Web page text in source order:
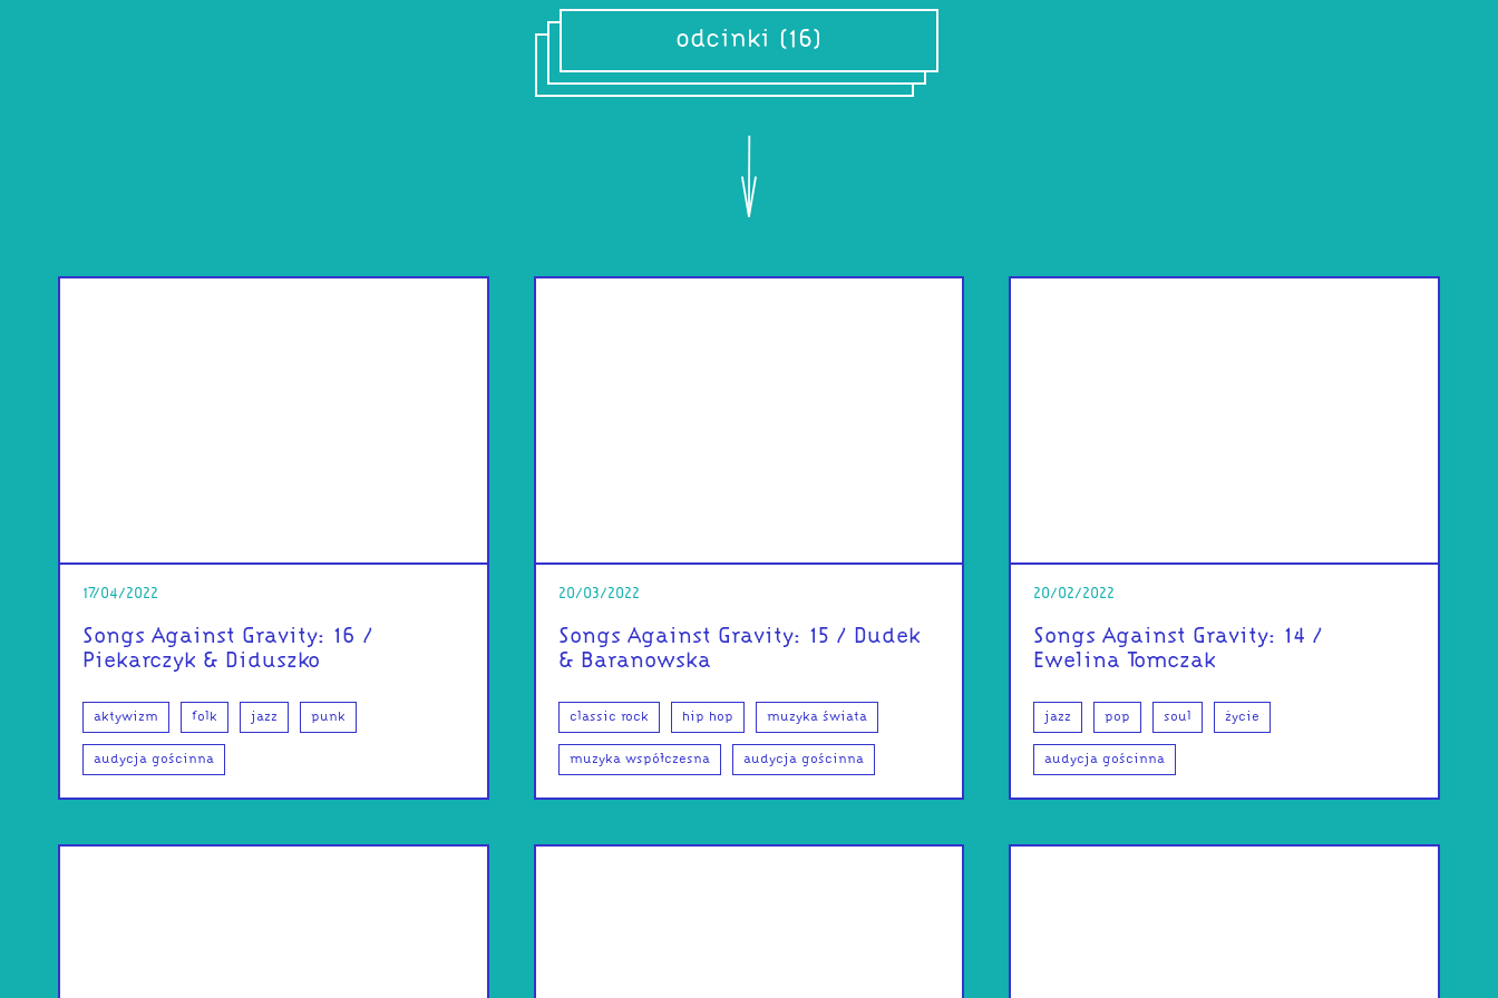
odcinki (16)
17/04/2022
Songs Against Gravity: 16 /
Piekarczyk & Diduszko
aktywizm folk jazz punk
audycja gościnna
20/03/2022
Songs Against Gravity: 15 / Dudek
& Baranowska
classic rock hip hop muzyka świata
muzyka współczesna audycja gościnna
20/02/2022
Songs Against Gravity: 14 /
Ewelina Tomczak
jazz pop soul życie
audycja gościnna